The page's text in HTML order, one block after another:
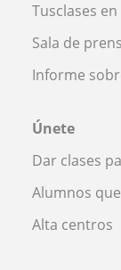
Tusclases
Sala de
Informe
Únete
Dar clases
Alumnos
Alta centros